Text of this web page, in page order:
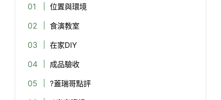
位置與環境
食演教室
在家DIY
成品驗收
?蓋瑞哥點評